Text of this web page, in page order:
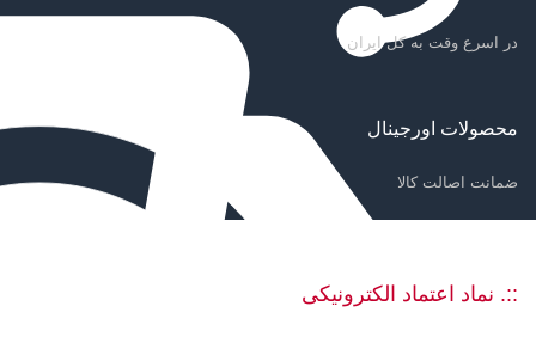
در اسرع وقت به کل ایران
محصولات اورجینال
ضمانت اصالت کالا
::. نماد اعتماد الکترونیکی